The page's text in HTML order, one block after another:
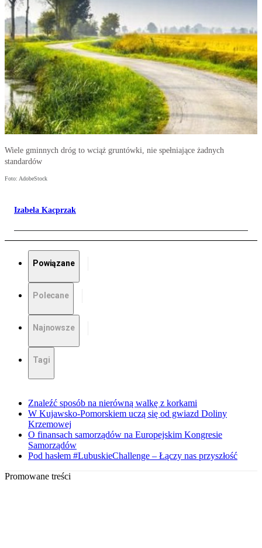
Wiele gminnych dróg to wciąż gruntówki, nie spełniające żadnych
standardów
Foto: AdobeStock
Izabela Kacprzak
Powiązane
Polecane
Najnowsze
Tagi
Znaleźć sposób na nierówną walkę z korkami
W Kujawsko-Pomorskiem uczą się od gwiazd Doliny
Krzemowej
O finansach samorządów na Europejskim Kongresie
Samorządów
Pod hasłem #LubuskieChallenge – Łączy nas przyszłość
Promowane treści